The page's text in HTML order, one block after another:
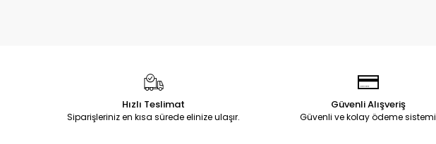
Hızlı Teslimat
Siparişleriniz en kısa sürede elinize ulaşır.
Güvenli Alışveriş
Güvenli ve kolay ödeme sistemi